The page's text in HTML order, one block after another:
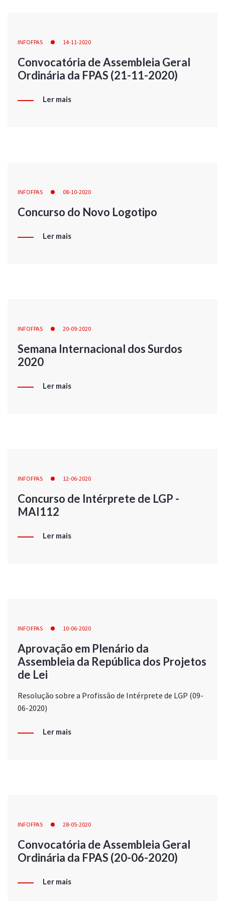
INFOFPAS 14-11-2020
Convocatória de Assembleia Geral
Ordinária da FPAS (21-11-2020)
Ler mais
INFOFPAS 08-10-2020
Concurso do Novo Logotipo
Ler mais
INFOFPAS 20-09-2020
Semana Internacional dos Surdos
2020
Ler mais
INFOFPAS 12-06-2020
Concurso de Intérprete de LGP -
MAI112
Ler mais
INFOFPAS 10-06-2020
Aprovação em Plenário da
Assembleia da República dos Projetos
de Lei
Resolução sobre a Profissão de Intérprete de LGP (09-
06-2020)
Ler mais
INFOFPAS 28-05-2020
Convocatória de Assembleia Geral
Ordinária da FPAS (20-06-2020)
Ler mais